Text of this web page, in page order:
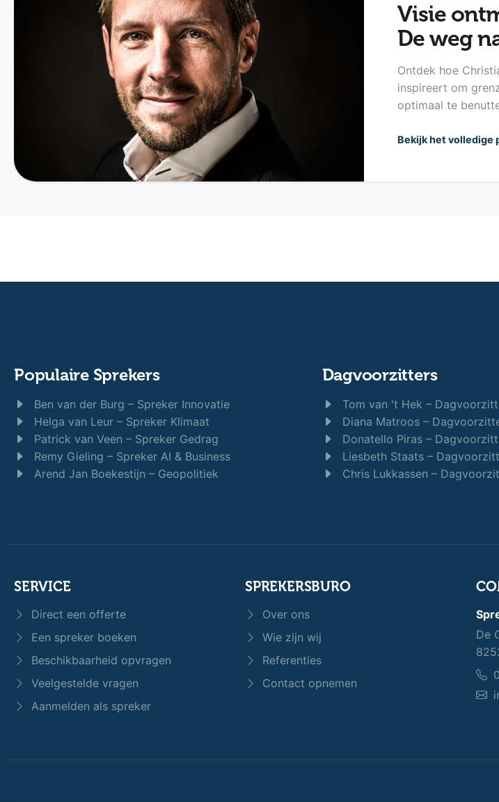
Visie
De weg
Ontdek hoe
inspireert om
optimaal te
Bekijk het volledige
Populaire Sprekers
Ben van der Burg – Spreker Innovatie
Helga van Leur – Spreker Klimaat
Patrick van Veen – Spreker Gedrag
Remy Gieling – Spreker AI & Business
Arend Jan Boekestijn – Geopolitiek
Dagvoorzitters
Tom van 't Hek –
Diana Matroos –
Donatello Piras –
Liesbeth Staats –
Chris Lukkassen –
SERVICE
Direct een offerte
Een spreker boeken
Beschikbaarheid opvragen
Veelgestelde vragen
Aanmelden als spreker
SPREKERSBURO
Over ons
Wie zijn wij
Referenties
Contact opnemen
De